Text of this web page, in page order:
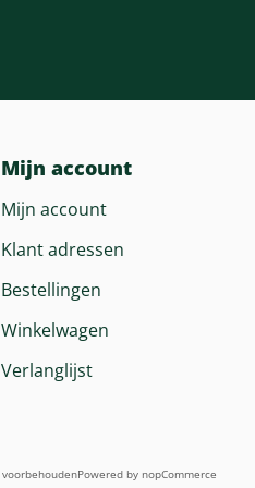
Mijn account
Mijn account
Klant adressen
Bestellingen
Winkelwagen
Verlanglijst
Powered by nopCommerce